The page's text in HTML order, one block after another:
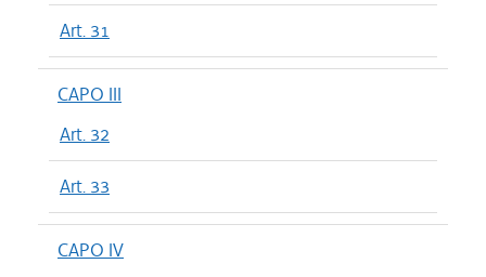
Art. 31
CAPO III
Art. 32
Art. 33
CAPO IV